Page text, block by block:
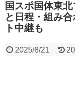
国スポ国体東
と日程・組み
ト中継も
2025/8/21